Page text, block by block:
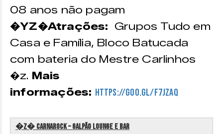
08 anos não pagam
�YZ�Atrações: Grupos Tudo em
Casa e Família, Bloco Batucada
com bateria do Mestre Carlinhos
�z. Mais
informações: https://goo.gl/F7jzaQ
�z�️ CarnaRock – Galpão Lounge e Bar